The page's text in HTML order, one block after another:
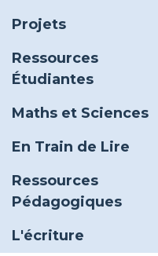
Projets
Ressources
Étudiantes
Maths et Sciences
En Train de Lire
Ressources
Pédagogiques
L'écriture